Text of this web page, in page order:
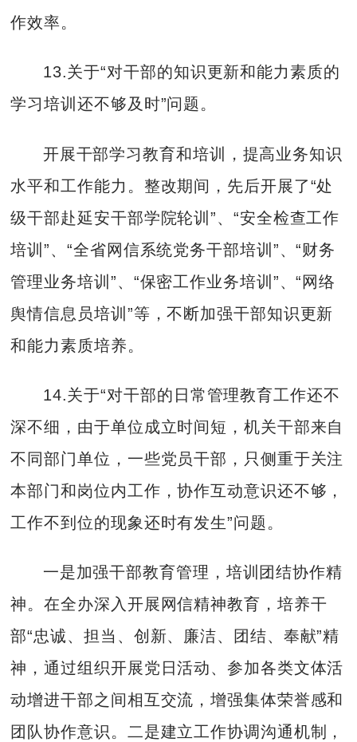
作效率。
13.关于“对干部的知识更新和能力素质的
学习培训还不够及时”问题。
开展干部学习教育和培训，提高业务知识
水平和工作能力。整改期间，先后开展了“处
级干部赴延安干部学院轮训”、“安全检查工作
培训”、“全省网信系统党务干部培训”、“财务
管理业务培训”、“保密工作业务培训”、“网络
舆情信息员培训”等，不断加强干部知识更新
和能力素质培养。
14.关于“对干部的日常管理教育工作还不
深不细，由于单位成立时间短，机关干部来自
不同部门单位，一些党员干部，只侧重于关注
本部门和岗位内工作，协作互动意识还不够，
工作不到位的现象还时有发生”问题。
一是加强干部教育管理，培训团结协作精
神。在全办深入开展网信精神教育，培养干
部“忠诚、担当、创新、廉洁、团结、奉献”精
神，通过组织开展党日活动、参加各类文体活
动增进干部之间相互交流，增强集体荣誉感和
团队协作意识。二是建立工作协调沟通机制，